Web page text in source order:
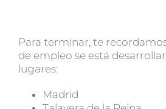
Para terminar, te
de empleo se está
lugares:
Madrid